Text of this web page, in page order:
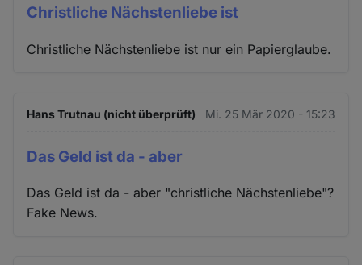
Christliche Nächstenliebe ist
Christliche Nächstenliebe ist nur ein Papierglaube.
Hans Trutnau (nicht überprüft) Mi. 25 Mär 2020 - 15:23
Das Geld ist da - aber
Das Geld ist da - aber "christliche Nächstenliebe"?
Fake News.